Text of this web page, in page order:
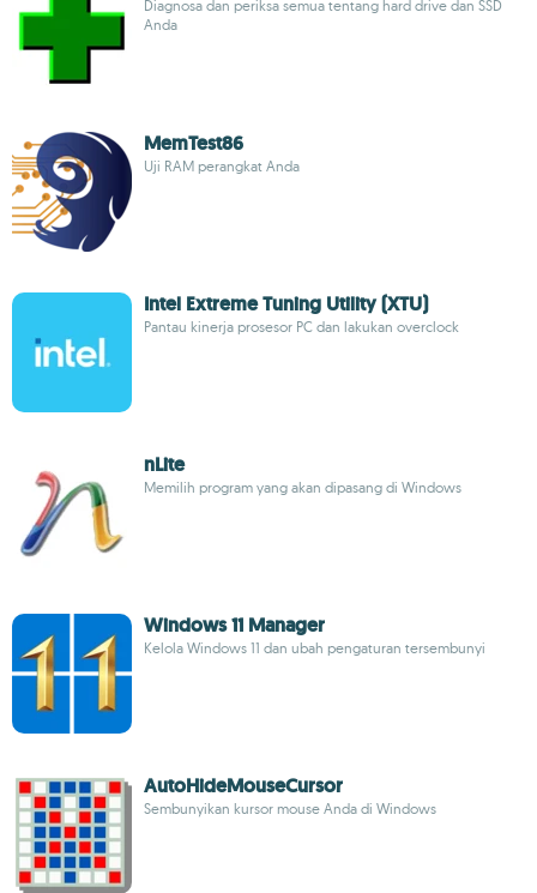
Diagnosa dan periksa semua tentang hard drive dan SSD
Anda
MemTest86
Uji RAM perangkat Anda
Intel Extreme Tuning Utility (XTU)
Pantau kinerja prosesor PC dan lakukan overclock
nLite
Memilih program yang akan dipasang di Windows
Windows 11 Manager
Kelola Windows 11 dan ubah pengaturan tersembunyi
AutoHideMouseCursor
Sembunyikan kursor mouse Anda di Windows